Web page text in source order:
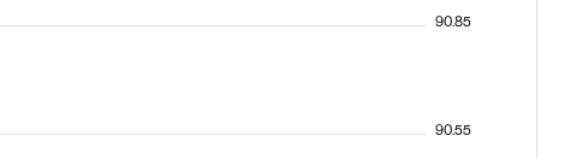
90.55
90.85